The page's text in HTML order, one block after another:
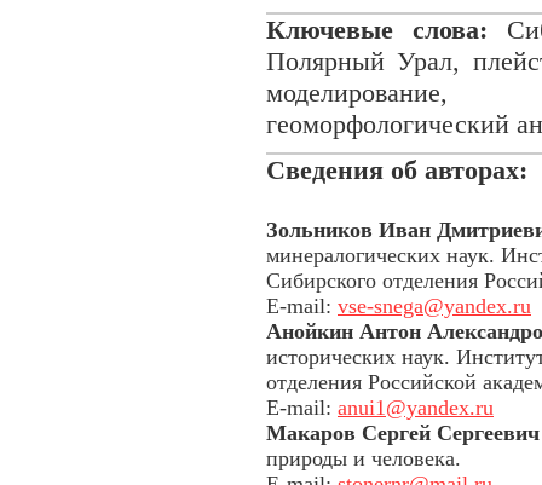
Ключевые слова:
Полярный Урал,
моделирование,
геоморфологический
Сведения об авторах:
Зольников Иван
минералогических наук.
Сибирского отделения
E-mail: vse-snega@yandex.ru
Анойкин Антон
исторических наук.
отделения Российской
E-mail: anui1@yandex.ru
Макаров Сергей Сергеевич
природы и человека.